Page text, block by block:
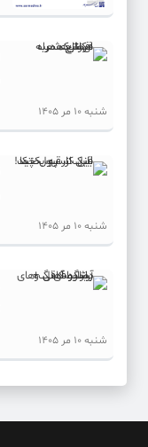
شنبه 10 مر 1405
شنبه 10 مر 1405
شنبه 10 مر 1405